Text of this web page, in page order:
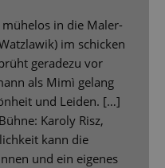
in die Maler-
im schicken
geradezu vor
als Mimì gelang
und Leiden. […]
Karoly Risz,
kann die
und ein eigenes